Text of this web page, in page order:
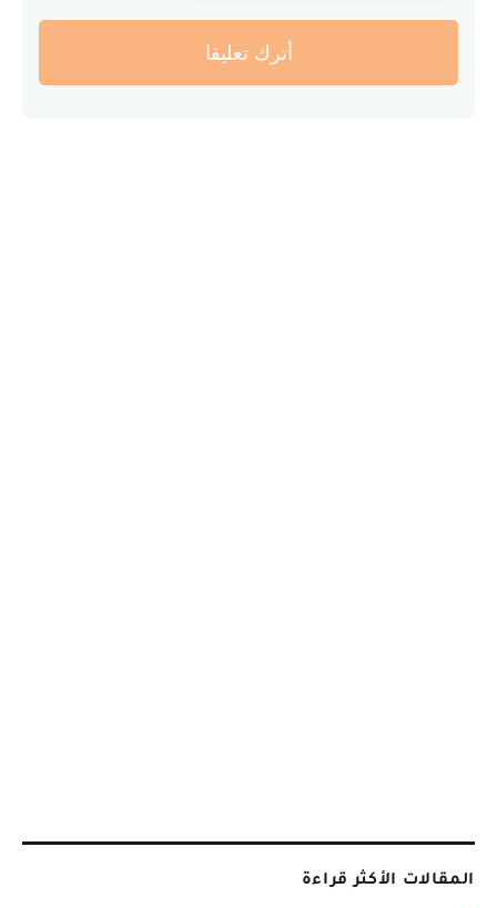
أترك تعليقا
المقالات الأكثر قراءة